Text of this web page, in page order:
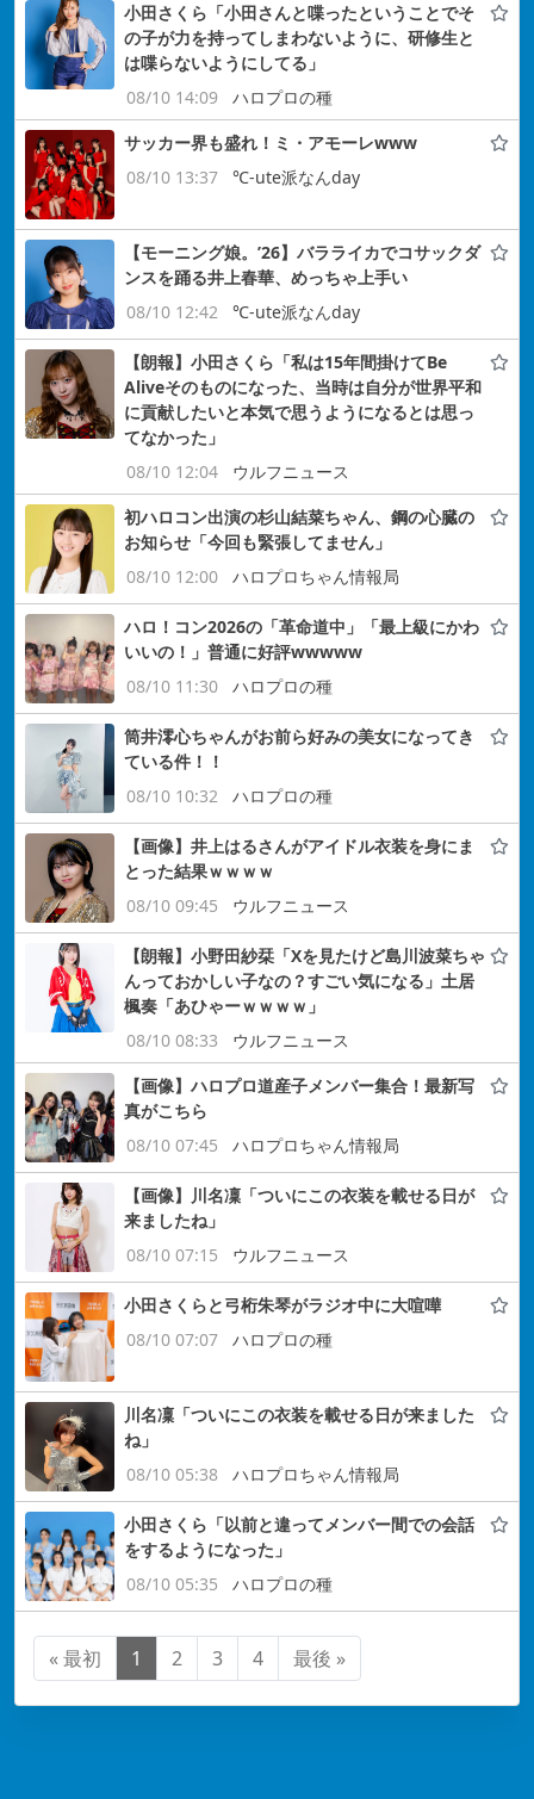
小田さくら「小田さんと喋ったということでそ
の子が力を持ってしまわないように、研修生と
は喋らないようにしてる」
08/10 14:09
ハロプロの種
サッカー界も盛れ！ミ・アモーレwww
08/10 13:37
℃-ute派なんday
【モーニング娘。’26】バラライカでコサックダ
ンスを踊る井上春華、めっちゃ上手い
08/10 12:42
℃-ute派なんday
【朗報】小田さくら「私は15年間掛けてBe
Aliveそのものになった、当時は自分が世界平和
に貢献したいと本気で思うようになるとは思っ
てなかった」
08/10 12:04
ウルフニュース
初ハロコン出演の杉山結菜ちゃん、鋼の心臓の
お知らせ「今回も緊張してません」
08/10 12:00
ハロプロちゃん情報局
ハロ！コン2026の「革命道中」「最上級にかわ
いいの！」普通に好評wwwww
08/10 11:30
ハロプロの種
筒井澪心ちゃんがお前ら好みの美女になってき
ている件！！
08/10 10:32
ハロプロの種
【画像】井上はるさんがアイドル衣装を身にま
とった結果ｗｗｗｗ
08/10 09:45
ウルフニュース
【朗報】小野田紗栞「Xを見たけど島川波菜ちゃ
んっておかしい子なの？すごい気になる」土居
楓奏「あひゃーｗｗｗｗ」
08/10 08:33
ウルフニュース
【画像】ハロプロ道産子メンバー集合！最新写
真がこちら
08/10 07:45
ハロプロちゃん情報局
【画像】川名凜「ついにこの衣装を載せる日が
来ましたね」
08/10 07:15
ウルフニュース
小田さくらと弓桁朱琴がラジオ中に大喧嘩
08/10 07:07
ハロプロの種
川名凜「ついにこの衣装を載せる日が来ました
ね」
08/10 05:38
ハロプロちゃん情報局
小田さくら「以前と違ってメンバー間での会話
をするようになった」
08/10 05:35
ハロプロの種
« 最初 1 2 3 4 最後 »